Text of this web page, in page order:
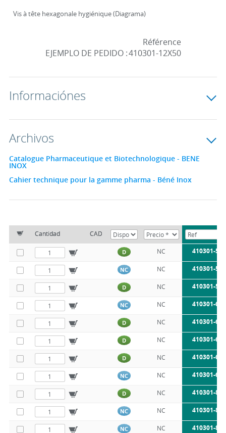
Vis à tête hexagonale hygiénique (Diagrama)
EJEMPLO DE PEDIDO :
Référence
410301-12X50
Informaciónes
Archivos
Catalogue Pharmaceutique et Biotechnologique - BENE
INOX
Cahier technique pour la gamme pharma - Béné Inox
Cantidad CAD
D NC 410301-
NC NC 410301-
D NC 410301-
NC NC 410301-
D NC 410301-
D NC 410301-
D NC 410301-
NC NC 410301-
D NC 410301-
NC NC 410301-
NC NC 410301-